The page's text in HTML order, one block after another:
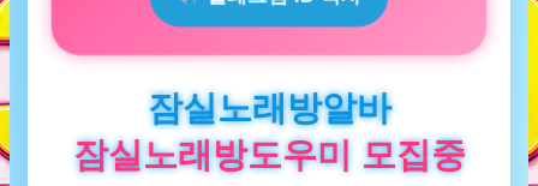
잠실노래방알바
잠실노래방도우미 모집중